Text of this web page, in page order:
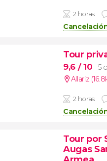
2 horas
Tour
9,6 / 10
5
Allariz
2 horas
Tour por
Augas